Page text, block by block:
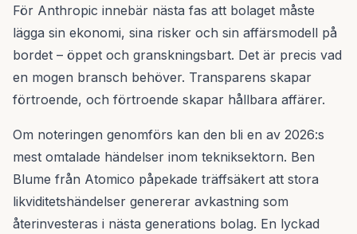
För Anthropic innebär nästa fas att bolaget måste
lägga sin ekonomi, sina risker och sin affärsmodell på
bordet – öppet och granskningsbart. Det är precis vad
en mogen bransch behöver. Transparens skapar
förtroende, och förtroende skapar hållbara affärer.
Om noteringen genomförs kan den bli en av 2026:s
mest omtalade händelser inom tekniksektorn. Ben
Blume från Atomico påpekade träffsäkert att stora
likviditetshändelser genererar avkastning som
återinvesteras i nästa generations bolag. En lyckad